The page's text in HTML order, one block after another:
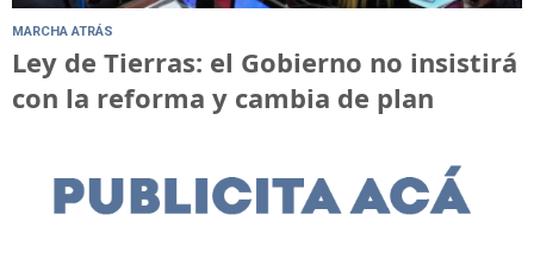
MARCHA ATRÁS
Ley de Tierras: el Gobierno no insistirá
con la reforma y cambia de plan